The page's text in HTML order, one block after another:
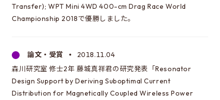
Transfer); WPT Mini 4WD 400-cm Drag Race World
Championship 2018で優勝しました。
論文・受賞
2018.11.04
森川研究室 修士2年 藤城真祥君の研究発表「Resonator
Design Support by Deriving Suboptimal Current
Distribution for Magnetically Coupled Wireless Power